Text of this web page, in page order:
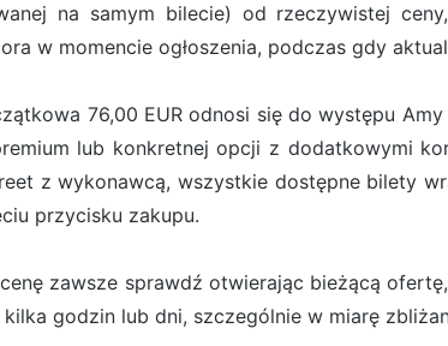
na samym bilecie) od rzeczywistej
w momencie ogłoszenia, podczas gdy
76,00 EUR odnosi się do występu
lub konkretnej opcji z dodatkowymi
z wykonawcą, wszystkie dostępne bilety
przycisku zakupu.
zawsze sprawdź otwierając bieżącą
godzin lub dni, szczególnie w miarę